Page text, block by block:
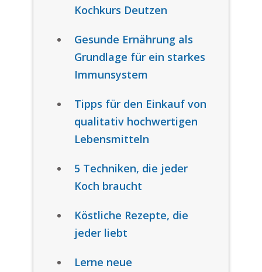
Kochkurs Deutzen
Gesunde Ernährung als
Grundlage für ein starkes
Immunsystem
Tipps für den Einkauf von
qualitativ hochwertigen
Lebensmitteln
5 Techniken, die jeder
Koch braucht
Köstliche Rezepte, die
jeder liebt
Lerne neue